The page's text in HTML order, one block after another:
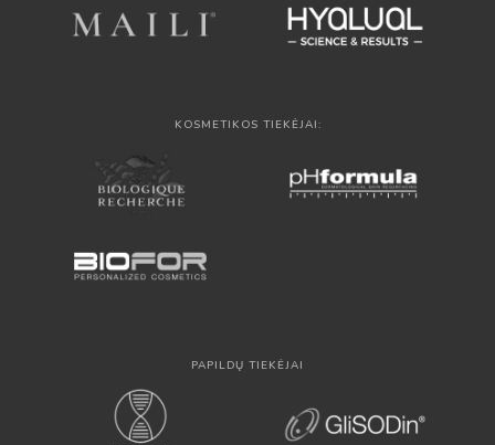
KOSMETIKOS TIEKĖJAI:
PAPILDŲ TIEKĖJAI